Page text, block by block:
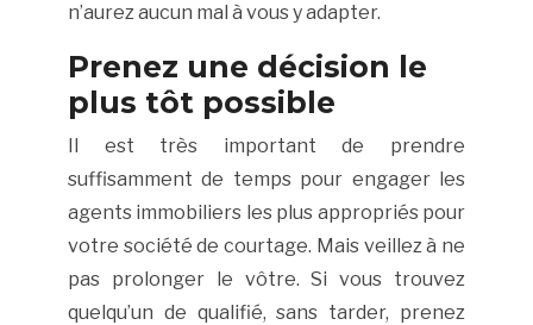
n’aurez aucun mal à vous y adapter.
Prenez une décision le
plus tôt possible
Il est très important de prendre
suffisamment de temps pour engager les
agents immobiliers les plus appropriés pour
votre société de courtage. Mais veillez à ne
pas prolonger le vôtre. Si vous trouvez
quelqu’un de qualifié, sans tarder, prenez